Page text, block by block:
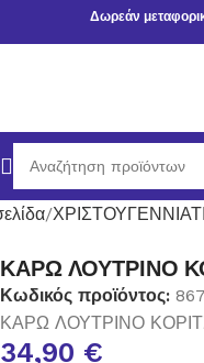
Δωρεάν
ΚΑΡΩ ΛΟΥΤΡΙΝΟ
Κωδικός προϊόντος:
ΚΑΡΩ ΛΟΥΤΡΙΝΟ
34,90 €